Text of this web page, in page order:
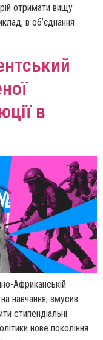
отримати вищу
в об’єднання
в
Африканській
навчання, змусив
стипендіальні
нове покоління